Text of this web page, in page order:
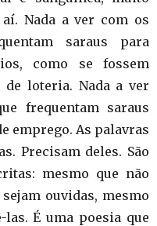
Nada a ver com os
saraus para
como se fossem
loteria. Nada a ver
frequentam saraus
emprego. As palavras
Precisam deles. São
mesmo que não
ouvidas, mesmo
É uma poesia que